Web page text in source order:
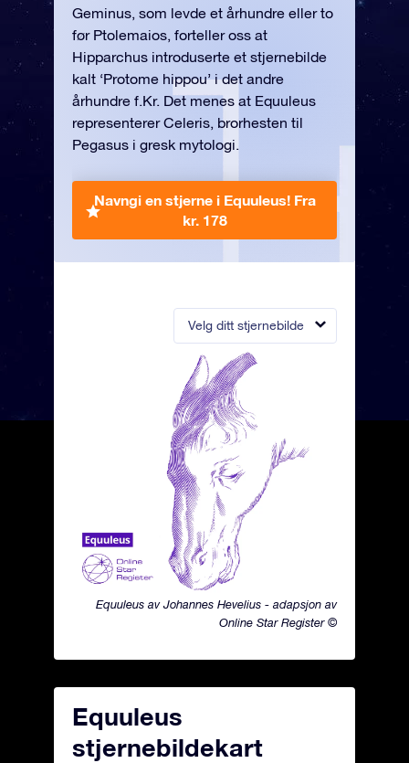
Velg ditt stjernebilde
Equuleus av Johannes Hevelius - adapsjon av
Online Star Register ©
Geminus, som levde et århundre eller to
før Ptolemaios, forteller oss at
Hipparchus introduserte et stjernebilde
kalt ‘Protome hippou’ i det andre
århundre f.Kr. Det menes at Equuleus
representerer Celeris, brorhesten til
Pegasus i gresk mytologi.
Navngi en stjerne i Equuleus! Fra
kr. 178
Equuleus
stjernebildekart